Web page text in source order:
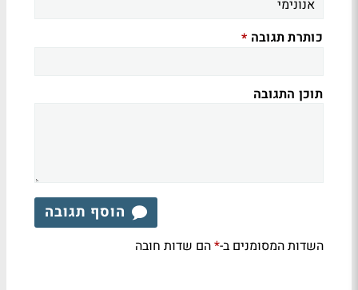
כותרת תגובה *
תוכן התגובה
הוסף תגובה
השדות המסומנים ב-*הם שדות חובה